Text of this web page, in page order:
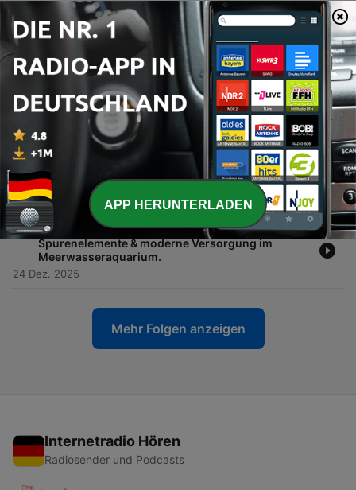
60
Folge 56: Über zwei Stunden Tiefgang mit Tony
Vargas – Autor, Denker und langjähriger
Reeferholic.
01 Apr. 2026
59 - Folge 55: Dirk Jansen über seine Reise in der
Meerwasseraquaristik und sein neues
Riffaquarium
25 Mär. 2026
Folge 54: Likes statt Leidenschaft? Social Media,
Influencer und der Image-Crash der Aquaristik .
22 Jan. 2026
57 - Folge 53: OSCi-MOTION - Wasseranalysen,
Spurenelemente & moderne Versorgung im
Meerwasseraquarium.
24 Dez. 2025
Mehr Folgen anzeigen
Internetradio Hören
Radiosender und Podcasts
APP HERUNTERLADEN